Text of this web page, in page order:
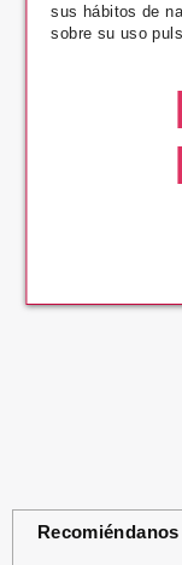
Recomiéndanos
sus hábitos de
sobre su uso